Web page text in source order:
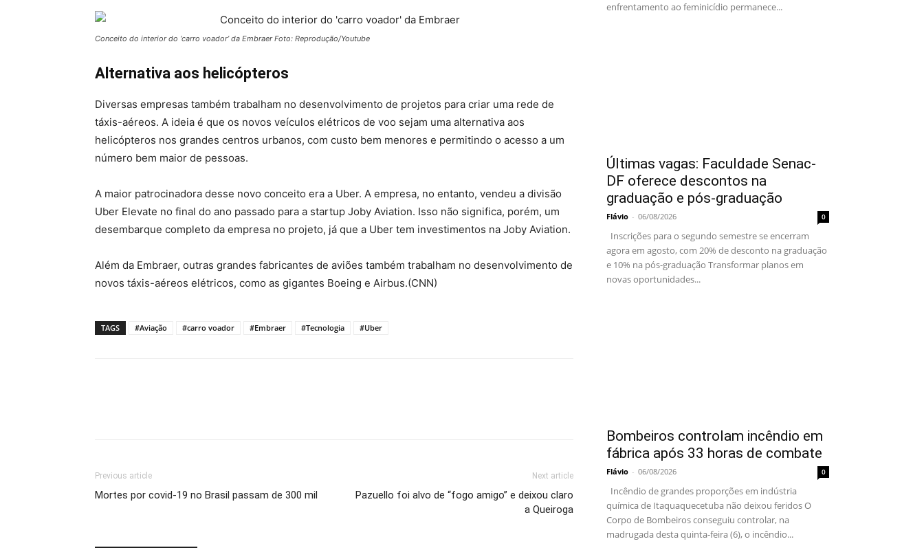
Conceito do interior do ‘carro voador’ da Embraer Foto: Reprodução/Youtube
Alternativa aos helicópteros
Diversas empresas também trabalham no desenvolvimento de projetos para criar uma rede de
táxis-aéreos. A ideia é que os novos veículos elétricos de voo sejam uma alternativa aos
helicópteros nos grandes centros urbanos, com custo bem menores e permitindo o acesso a um
número bem maior de pessoas.
A maior patrocinadora desse novo conceito era a Uber. A empresa, no entanto, vendeu a divisão
Uber Elevate no final do ano passado para a startup Joby Aviation. Isso não significa, porém, um
desembarque completo da empresa no projeto, já que a Uber tem investimentos na Joby Aviation.
Além da Embraer, outras grandes fabricantes de aviões também trabalham no desenvolvimento de
novos táxis-aéreos elétricos, como as gigantes Boeing e Airbus.(CNN)
TAGS #Aviação #carro voador #Embraer #Tecnologia #Uber
Previous article
Mortes por covid-19 no Brasil passam de 300 mil
Next article
Pazuello foi alvo de “fogo amigo” e deixou claro
a Queiroga
enfrentamento ao feminicídio permanece...
Últimas vagas: Faculdade Senac-
DF oferece descontos na
graduação e pós-graduação
Flávio - 06/08/2026 0
Inscrições para o segundo semestre se encerram
agora em agosto, com 20% de desconto na graduação
e 10% na pós-graduação Transformar planos em
novas oportunidades...
Bombeiros controlam incêndio em
fábrica após 33 horas de combate
Flávio - 06/08/2026 0
Incêndio de grandes proporções em indústria
química de Itaquaquecetuba não deixou feridos O
Corpo de Bombeiros conseguiu controlar, na
madrugada desta quinta-feira (6), o incêndio...